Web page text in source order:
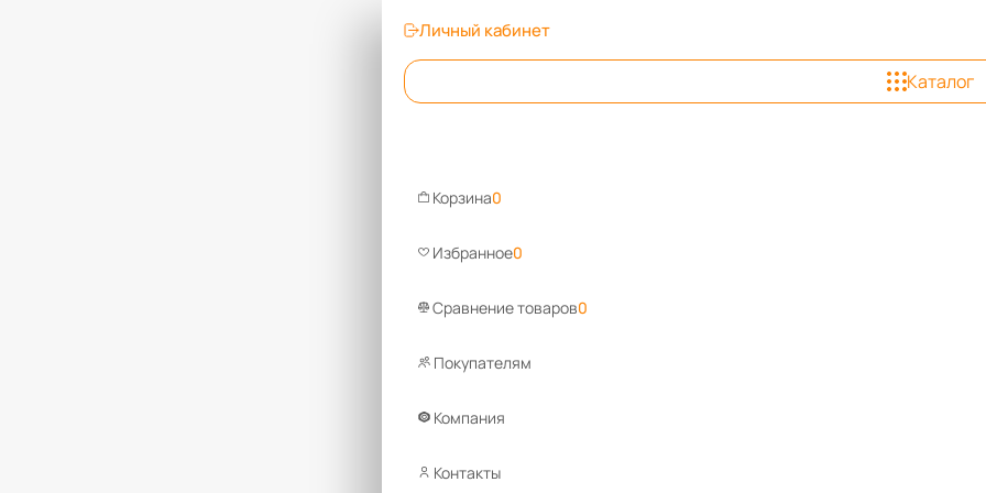
Личный кабинет
Каталог
Корзина0
Избранное0
Сравнение товаров0
Покупателям
Компания
Контакты